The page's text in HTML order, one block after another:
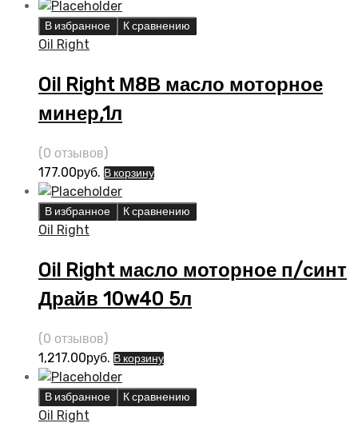
В избранное К сравнению
Oil Right
Oil Right М8В масло моторное
минер,1л
(0 отзывов)
177.00руб. В корзину
В избранное К сравнению
Oil Right
Oil Right масло моторное п/синт
Драйв 10w40 5л
(0 отзывов)
1,217.00руб. В корзину
В избранное К сравнению
Oil Right